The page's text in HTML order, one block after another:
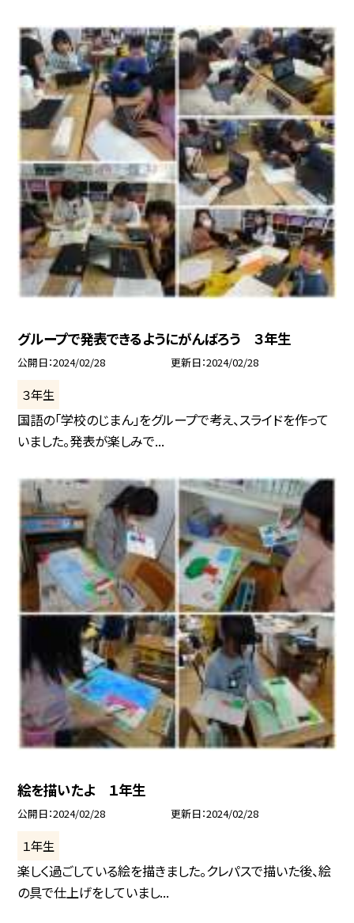
グループで発表できるようにがんばろう ３年生
公開日 2024/02/28 更新日 2024/02/28
３年生
国語の「学校のじまん」をグループで考え、スライドを作って
いました。発表が楽しみで...
絵を描いたよ １年生
公開日 2024/02/28 更新日 2024/02/28
１年生
楽しく過ごしている絵を描きました。クレパスで描いた後、絵
の具で仕上げをしていまし...